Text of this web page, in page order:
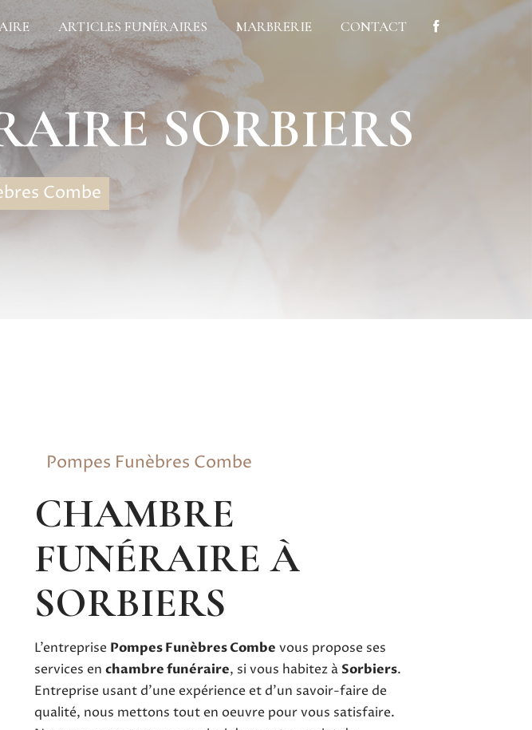
ARTICLES FUNÉRAIRES MARBRERIE CONTACT
SORBIERS
Combe
Pompes Funèbres Combe
CHAMBRE
FUNÉRAIRE À
SORBIERS
L’entreprise Pompes Funèbres Combe vous propose ses
services en chambre funéraire, si vous habitez àSorbiers.
Entreprise usant d’une expérience et d’un savoir-faire de
qualité, nous mettons tout en oeuvre pour vous satisfaire.